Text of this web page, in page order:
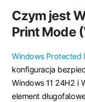
Czym jest
Print Mode
Windows Protected
konfiguracja
Windows 11 24H2 i
element